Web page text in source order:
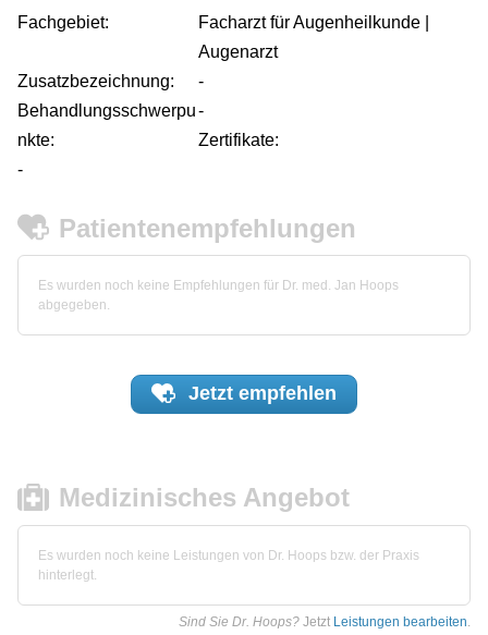
Fachgebiet:
Facharzt für Augenheilkunde |
Augenarzt
Zusatzbezeichnung:
-
Behandlungsschwerpu
nkte:
-
Zertifikate:
-
Patientenempfehlungen
Es wurden noch keine Empfehlungen für Dr. med. Jan Hoops
abgegeben.
Jetzt empfehlen
Medizinisches Angebot
Es wurden noch keine Leistungen von Dr. Hoops bzw. der Praxis
hinterlegt.
Sind Sie Dr. Hoops? Jetzt Leistungen bearbeiten.